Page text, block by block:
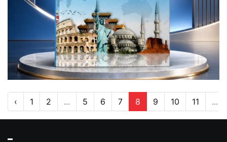
‹ 1 2 ... 5 6 7 8 9 10 11 ...